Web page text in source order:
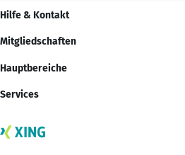
Hilfe & Kontakt
Mitgliedschaften
Hauptbereiche
Services